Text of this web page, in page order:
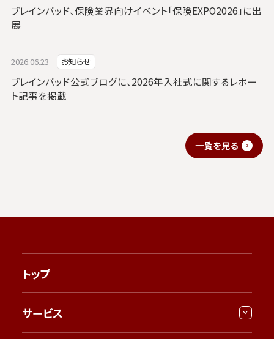
ブレインパッド、保険業界向けイベント「保険EXPO2026」に出
展
2026.06.23 お知らせ
ブレインパッド公式ブログに、2026年入社式に関するレポー
ト記事を掲載
一覧を見る
トップ
サービス